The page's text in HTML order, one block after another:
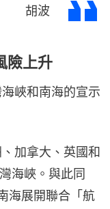
胡波
險上升
峽和南海的宣示
加拿大、英國和
海峽。與此同
海展開聯合「航